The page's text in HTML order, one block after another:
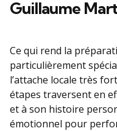
Guillaume
Ce qui rend la
particulièrement
l’attache locale très
étapes traversent en
et à son histoire
émotionnel pour